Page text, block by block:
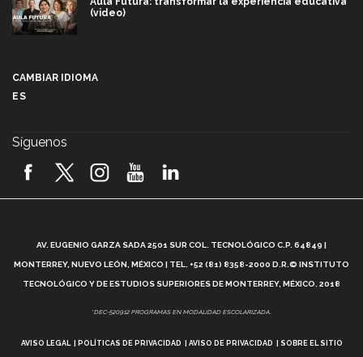
(video)
2026! (video)
¿Cómo es el Modelo Educativo Tec? (video)
Vida Tec: Feminismo e Inteligencia Artificial, Paola
CAMBIAR IDIOMA
ES
Síguenos
AV. EUGENIO GARZA SADA 2501 SUR COL. TECNOLÓGICO C.P. 64849 |
MONTERREY, NUEVO LEÓN, MÉXICO | TEL. +52 (81) 8358-2000 D.R.© INSTITUTO
TECNOLÓGICO Y DE ESTUDIOS SUPERIORES DE MONTERREY, MÉXICO. 2018
*DEC-520912 PROGRAMAS EN MODALIDAD ESCOLARIZADA.
AVISO LEGAL POLÍTICAS DE PRIVACIDAD AVISO DE PRIVACIDAD SOBRE EL SITIO